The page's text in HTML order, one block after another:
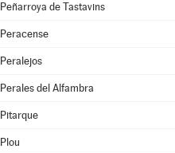
Peñarroya de Tastavins
Peracense
Peralejos
Perales del Alfambra
Pitarque
Plou